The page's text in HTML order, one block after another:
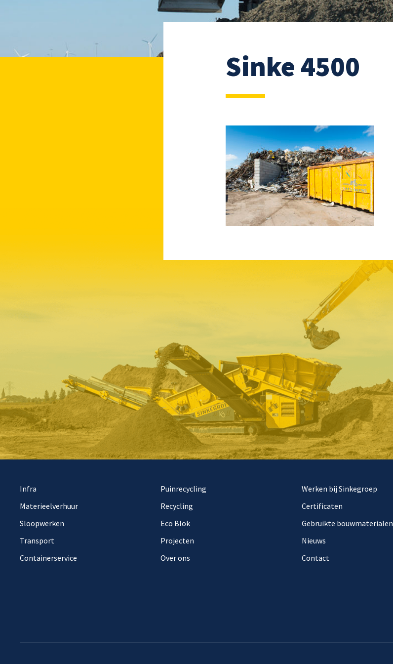
Sinke 4500
Infra
Materieelverhuur
Sloopwerken
Transport
Containerservice
Puinrecycling
Recycling
Eco Blok
Projecten
Over ons
Werken bij Sinkegroep
Certificaten
Gebruikte bouwmaterialen
Nieuws
Contact